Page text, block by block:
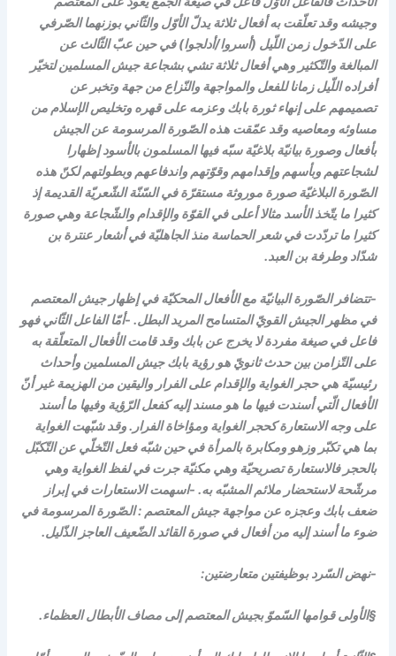
وجيشه وقد تعلّقت به أفعال ثلاثة يدلّ الأوّل والثّاني بوزنهما الصّرفي
على الدّخول زمن اللّيل (أسروا/أدلجوا) في حين عبّ الثّالث عن
المبالغة والتّكثير وهي أفعال ثلاثة تشي بشجاعة جيش المسلمين لتخيّر
أفراده اللّيل زمانا للفعل والمواجهة والنّزاع من جهة وتخبر عن
تصميمهم على إنهاء ثورة بابك وعزمه على قهره وتخليص الإسلام من
مساوئه ومعاصيه وقد عمّقت هذه الصّورة المرسومة عن الجيش
بأفعال وصورة بيانيّة بلاغيّة سبّه فيها المسلمون بالأسود إظهارا
لشجاعتهم وبأسهم وإقدامهم وقوّتهم واندفاعهم وبطولتهم لكنّ هذه
الصّورة البلاغيّة صورة موروثة مستقرّة في السّنّة الشّعريّة القديمة إذ
كثيرا ما يتّخذ الأسد مثالا أعلى في القوّة والإقدام والشّجاعة وهي صورة
كثيرا ما تردّدت في شعر الحماسة منذ الجاهليّة في أشعار عنترة بن
شدّاد وطرفة بن العبد.
-تتضافر الصّورة البيانيّة مع الأفعال المحكيّة في إظهار جيش المعتصم
في مظهر الجيش القويّ المتسامح المريد البطل. -أمّا الفاعل الثّاني فهو
فاعل في صيغة مفردة لا يخرج عن بابك وقد قامت الأفعال المتعلّقة به
على التّزامن بين حدث ثانويّ هو رؤية بابك جيش المسلمين وأحداث
رئيسيّة هي حجر الغواية والإقدام على الفرار واليقين من الهزيمة غير أنّ
الأفعال الّتي أسندت فيها ما هو مسند إليه كفعل الرّؤية وفيها ما أسند
على وجه الاستعارة كحجر الغواية ومؤاخاة الفرار. وقد شبّهت الغواية
بما هي تكبّر وزهو ومكابرة بالمرأة في حين شبّه فعل التّخلّي عن التّكبّل
بالحجر فالاستعارة تصريحيّة وهي مكنيّة جرت في لفظ الغواية وهي
مرشّحة لاستحضار ملائم المشبّه به. -اسهمت الاستعارات في إبراز
ضعف بابك وعجزه عن مواجهة جيش المعتصم : الصّورة المرسومة في
ضوء ما أسند إليه من أفعال في صورة القائد الضّعيف العاجز الذّليل.
-نهض السّرد بوظيفتين متعارضتين:
§الأولى قوامها السّموّ بجيش المعتصم إلى مصاف الأبطال العظماء.